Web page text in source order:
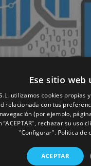
y las
Ese sitio web
S.L. utilizamos cookies
relacionada con tus
(por ejemplo,
“ACEPTAR", rechazar su uso
"Configurar". Política de
ACEPTAR